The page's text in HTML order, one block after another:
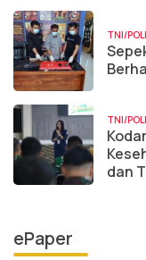
TNI/
TNI/
dan
ePaper